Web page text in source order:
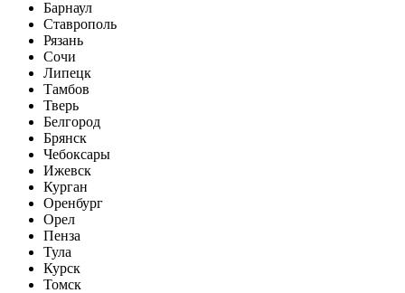
Барнаул
Ставрополь
Рязань
Сочи
Липецк
Тамбов
Тверь
Белгород
Брянск
Чебоксары
Ижевск
Курган
Оренбург
Орел
Пенза
Тула
Курск
Томск